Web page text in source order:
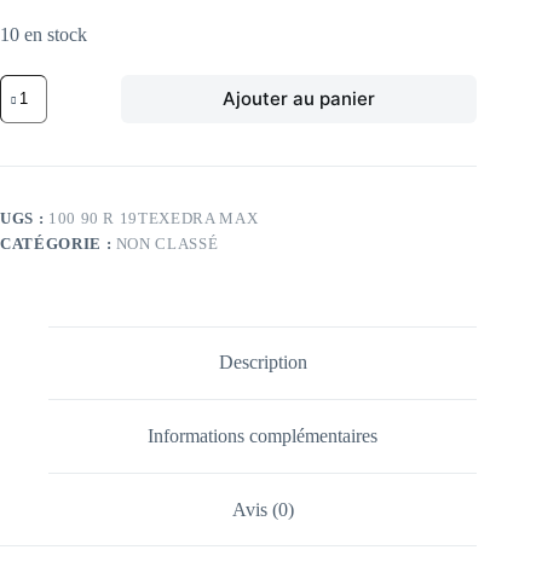
10 en stock
quantité
de
BR
57H
MAX
F
Ajouter au panier
UGS : 100 90 R 19TEXEDRA MAX
CATÉGORIE : NON CLASSÉ
Description
Informations complémentaires
Avis (0)